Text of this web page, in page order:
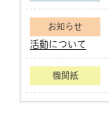
お知らせ
活動について
機関紙